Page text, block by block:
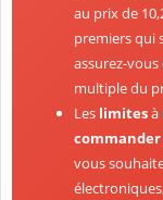
au prix de
premiers qui
assurez-
multiple du
Les limitesà
vous